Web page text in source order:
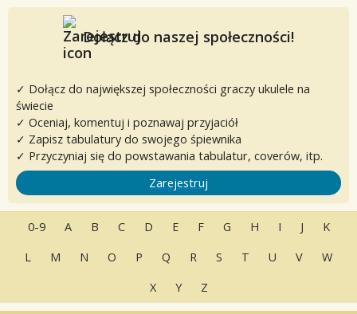
Dołącz do naszej społeczności!
✓ Dołącz do największej społeczności graczy ukulele na
świecie
✓ Oceniaj, komentuj i poznawaj przyjaciół
✓ Zapisz tabulatury do swojego śpiewnika
✓ Przyczyniaj się do powstawania tabulatur, coverów, itp.
Zarejestruj
0-9 A B C D E F G H I J
K
L
M N O P Q R S T U V
W
X
Y Z